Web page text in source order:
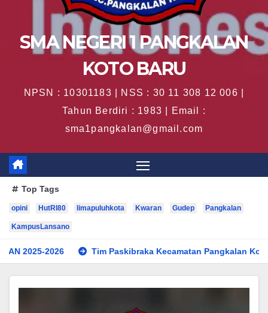
SMA NEGERI 1 PANGKALAN
KOTO BARU
NPSN : 10301183 | NSS : 30 11 308 12 006 |
Tahun Berdiri : 1983 | Email :
sma1pangkalan@gmail.com
Top Tags
opini HutRI80 limapuluhkota Kwaran Gudep Pangkalan
KampusLansano
Tim Paskibraka Kecamatan Pangkalan Koto Baru Sukses